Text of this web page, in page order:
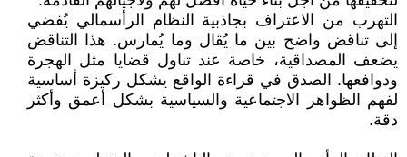
التهرب من الاعتراف بجاذبية النظام الرأسمالي يُفضي
إلى تناقض واضح بين ما يُقال وما يُمارس. هذا التناقض
يضعف المصداقية، خاصة عند تناول قضايا مثل الهجرة
ودوافعها. الصدق في قراءة الواقع يشكل ركيزة أساسية
لفهم الظواهر الاجتماعية والسياسية بشكل أعمق وأكثر
دقة.